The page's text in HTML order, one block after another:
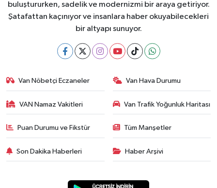
buluştururken, sadelik ve modernizmi bir araya getiriyor.
Şatafattan kaçınıyor ve insanlara haber okuyabilecekleri
bir altyapı sunuyor.
Van Nöbetçi Eczaneler Van Hava Durumu
VAN Namaz Vakitleri Van Trafik Yoğunluk Haritası
Puan Durumu ve Fikstür Tüm Manşetler
Son Dakika Haberleri Haber Arşivi